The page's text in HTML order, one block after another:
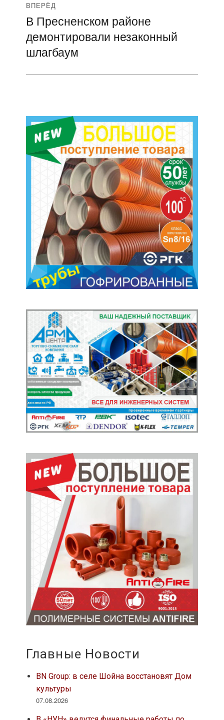
ВПЕРЁД
Следующая
запись:
В Пресненском районе
демонтировали незаконный
шлагбаум
Главные Новости
BN Group: в селе Шойна восстановят Дом
культуры
07.08.2026